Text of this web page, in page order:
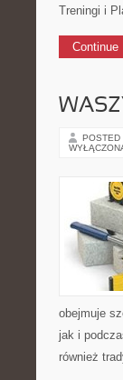
Treningi i
Continue
POSTED
obejmuje
jak i
również